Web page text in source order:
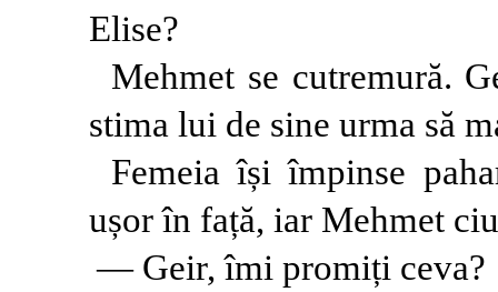
Elise?
Mehmet se cutremură.
stima lui de sine urma să
Femeia își împinse
ușor în față, iar Mehmet
— Geir, îmi promiți ceva?